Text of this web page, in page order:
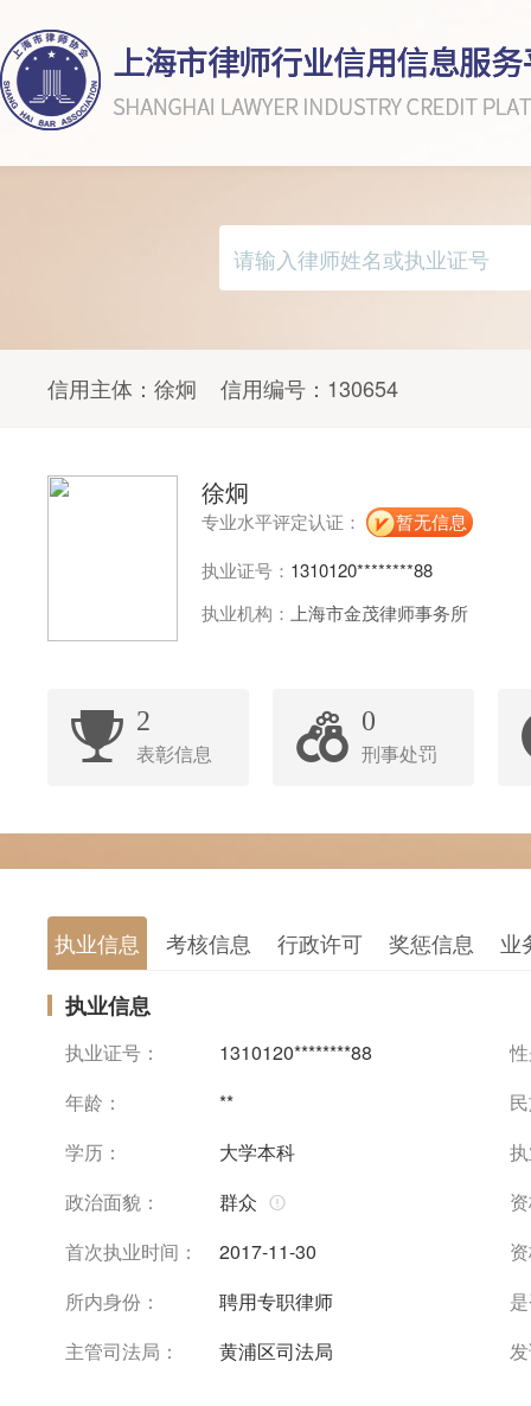
信用主体： 徐炯 信用编号： 130654
徐炯
专业水平评定认证：
暂无信息
执业证号： 1310120********88
执业机构： 上海市金茂律师事务所
2
表彰信息
0
刑事处罚
执业信息 考核信息 行政许可 奖惩信息 业
执业信息
执业证号： 1310120********88
年龄：
**
学历：
大学本科
政治面貌：
群众
首次执业时间：
2017-11-30
所内身份：
聘用专职律师
主管司法局：
黄浦区司法局